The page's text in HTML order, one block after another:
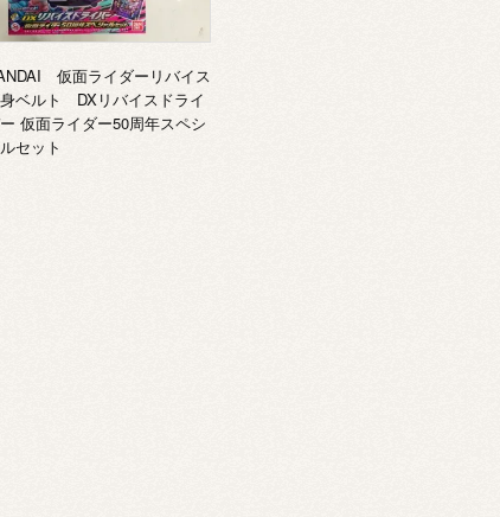
仮面ライダーリバイス
ベルト DXリバイスドライ
仮面ライダー50周年スペシ
セット